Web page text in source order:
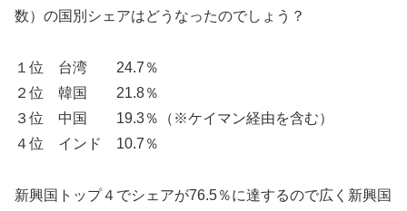
数）の国別シェアはどうなったのでしょう？
１位 台湾 24.7％
２位 韓国 21.8％
３位 中国 19.3％（※ケイマン経由を含む）
４位 インド 10.7％
新興国トップ４でシェアが76.5％に達するので広く新興国